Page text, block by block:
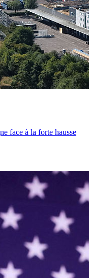
face à la forte hausse